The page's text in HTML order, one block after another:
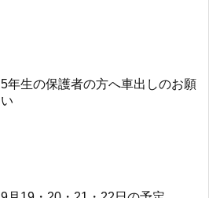
5年生の保護者の方へ車出しのお願
い